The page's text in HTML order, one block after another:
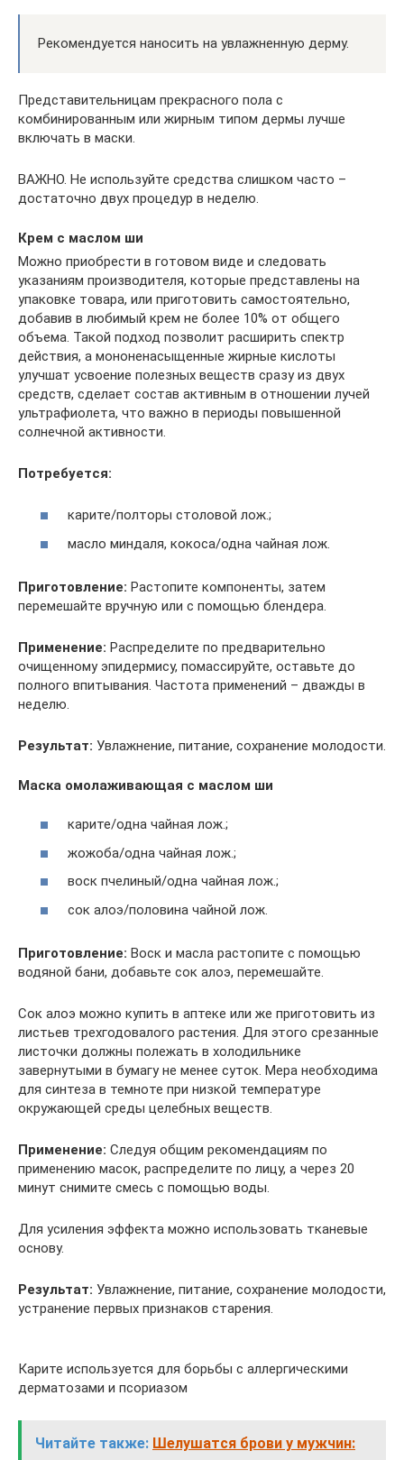
Рекомендуется наносить на увлажненную дерму.
Представительницам прекрасного пола с
комбинированным или жирным типом дермы лучше
включать в маски.
ВАЖНО. Не используйте средства слишком часто –
достаточно двух процедур в неделю.
Крем с маслом ши
Можно приобрести в готовом виде и следовать
указаниям производителя, которые представлены на
упаковке товара, или приготовить самостоятельно,
добавив в любимый крем не более 10% от общего
объема. Такой подход позволит расширить спектр
действия, а мононенасыщенные жирные кислоты
улучшат усвоение полезных веществ сразу из двух
средств, сделает состав активным в отношении лучей
ультрафиолета, что важно в периоды повышенной
солнечной активности.
Потребуется:
карите/полторы столовой лож.;
масло миндаля, кокоса/одна чайная лож.
Приготовление: Растопите компоненты, затем
перемешайте вручную или с помощью блендера.
Применение: Распределите по предварительно
очищенному эпидермису, помассируйте, оставьте до
полного впитывания. Частота применений – дважды в
неделю.
Результат: Увлажнение, питание, сохранение молодости.
Маска омолаживающая с маслом ши
карите/одна чайная лож.;
жожоба/одна чайная лож.;
воск пчелиный/одна чайная лож.;
сок алоэ/половина чайной лож.
Приготовление: Воск и масла растопите с помощью
водяной бани, добавьте сок алоэ, перемешайте.
Сок алоэ можно купить в аптеке или же приготовить из
листьев трехгодовалого растения. Для этого срезанные
листочки должны полежать в холодильнике
завернутыми в бумагу не менее суток. Мера необходима
для синтеза в темноте при низкой температуре
окружающей среды целебных веществ.
Применение: Следуя общим рекомендациям по
применению масок, распределите по лицу, а через 20
минут снимите смесь с помощью воды.
Для усиления эффекта можно использовать тканевые
основу.
Результат: Увлажнение, питание, сохранение молодости,
устранение первых признаков старения.
Карите используется для борьбы с аллергическими
дерматозами и псориазом
Читайте также: Шелушатся брови у мужчин: